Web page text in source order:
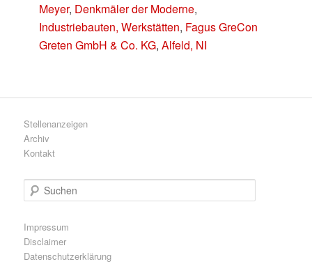
Meyer, Denkmäler der Moderne,
Industriebauten, Werkstätten, Fagus GreCon
Greten GmbH & Co. KG,Alfeld, NI
Stellenanzeigen
Archiv
Kontakt
u
h
e
n
Impressum
Disclaimer
Datenschutzerklärung